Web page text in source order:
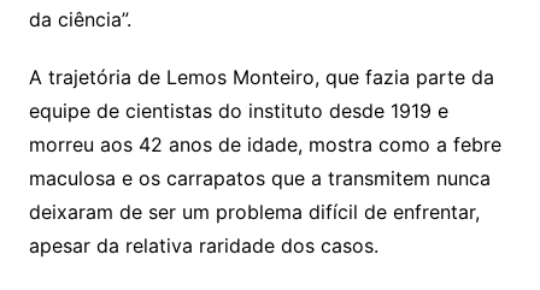
da ciência”.
A trajetória de Lemos Monteiro, que fazia parte da
equipe de cientistas do instituto desde 1919 e
morreu aos 42 anos de idade, mostra como a febre
maculosa e os carrapatos que a transmitem nunca
deixaram de ser um problema difícil de enfrentar,
apesar da relativa raridade dos casos.